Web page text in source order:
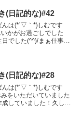
(日記的な)#42
んは(*´▽｀*)しむです
かがお過ごしでした
でした(^^)/まぁ仕事だ
(日記的な)#28
んは(*´▽｀*)しむです
をいただいていました
していました！久しぶ